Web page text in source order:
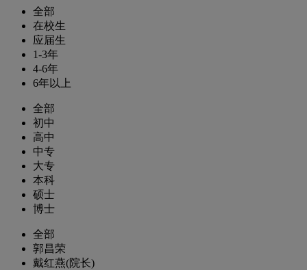
全部
在校生
应届生
1-3年
4-6年
6年以上
全部
初中
高中
中专
大专
本科
硕士
博士
全部
郭昌荣
戴红燕(院长)